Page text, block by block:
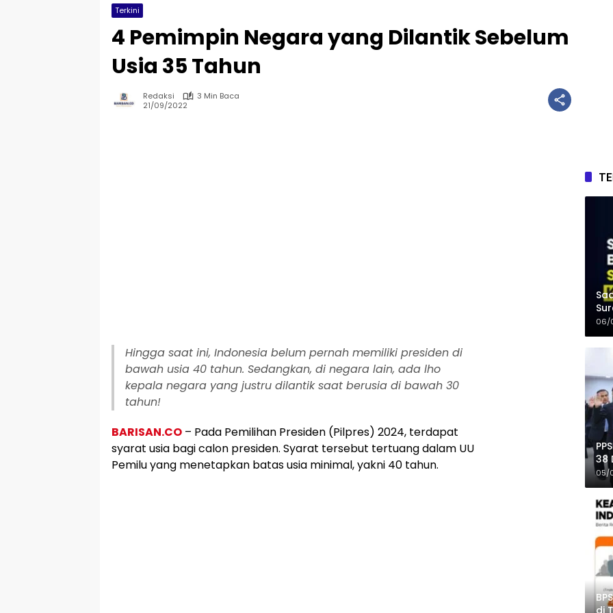
Terkini
4 Pemimpin Negara yang Dilantik Sebelum
Usia 35 Tahun
Redaksi
3 Min Baca
21/09/2022
Hingga saat ini, Indonesia belum pernah memiliki presiden di
bawah usia 40 tahun. Sedangkan, di negara lain, ada lho
kepala negara yang justru dilantik saat berusia di bawah 30
tahun!
BARISAN.CO – Pada Pemilihan Presiden (Pilpres) 2024, terdapat
syarat usia bagi calon presiden. Syarat tersebut tertuang dalam UU
Pemilu yang menetapkan batas usia minimal, yakni 40 tahun.
06/
38
05/
di